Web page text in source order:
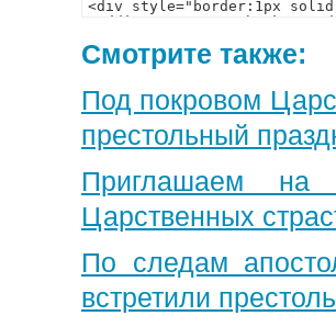
Смотрите также:
Под покровом
престольный
Приглашаем на
Царственных
По следам
встретили